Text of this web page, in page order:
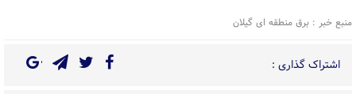
منبع خبر : برق منطقه ای گیلان
اشتراک گذاری :